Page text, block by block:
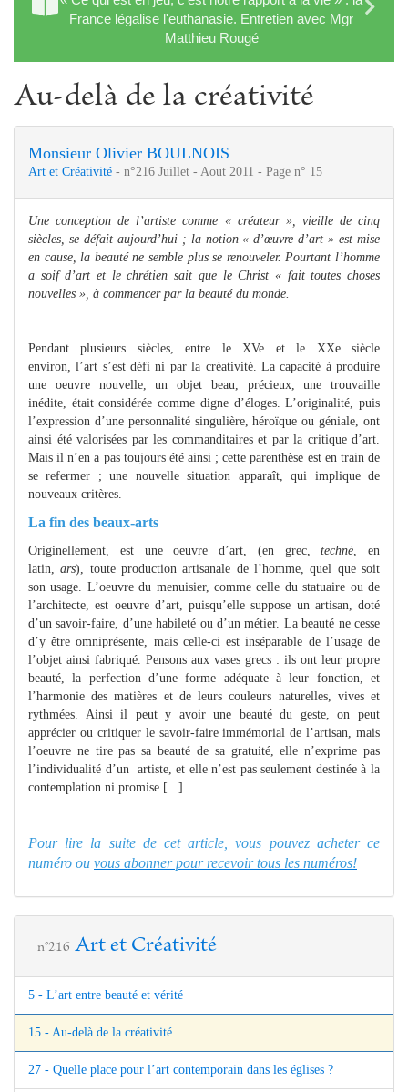
France légalise l'euthanasie. Entretien avec Mgr
Matthieu Rougé
Au-delà de la créativité
Monsieur Olivier BOULNOIS
Art et Créativité - n°216 Juillet - Aout 2011 - Page n° 15
Une conception de l’artiste comme « créateur », vieille de cinq
siècles, se défait aujourd’hui ; la notion « d’œuvre d’art » est mise
en cause, la beauté ne semble plus se renouveler. Pourtant l’homme
a soif d’art et le chrétien sait que le Christ « fait toutes choses
nouvelles », à commencer par la beauté du monde.
Pendant plusieurs siècles, entre le XVe et le XXe siècle
environ,l’art s’est défi ni par la créativité. La capacité à produire
une oeuvre nouvelle, un objet beau, précieux, une trouvaille
inédite, était considérée comme digne d’éloges. L’originalité, puis
l’expression d’une personnalité singulière, héroïque ou géniale, ont
ainsi été valorisées par les commanditaires et par la critique d’art.
Mais il n’en a pas toujours été ainsi ; cette parenthèse est en train de
se refermer ; une nouvelle situation apparaît, qui implique de
nouveaux critères.
La fin des beaux-arts
Originellement, est une oeuvre d’art, (en grec,technè , en
latin,ars), toute production artisanale de l’homme, quel que soit
son usage. L’oeuvre du menuisier, comme celle du statuaire ou de
l’architecte, est oeuvre d’art, puisqu’elle suppose un artisan, doté
d’un savoir-faire, d’une habileté ou d’un métier. La beauté ne cesse
d’y être omniprésente, mais celle-ci est inséparable de l’usage de
l’objet ainsi fabriqué. Pensons aux vases grecs : ils ont leur propre
beauté, la perfection d’une forme adéquate à leur fonction, et
l’harmonie des matières et de leurs couleurs naturelles, vives et
rythmées. Ainsi il peut y avoir une beauté du geste, on peut
apprécier ou critiquer le savoir-faire immémorial de l’artisan, mais
l’oeuvre ne tire pas sa beauté de sa gratuité, elle n’exprime pas
l’individualité d’un artiste, et elle n’est pas seulement destinée à la
contemplation ni promise [...]
Pour lire la suite de cet article, vous pouvez acheter ce
numéro ou vous abonner pour recevoir tous les numéros!
n°216 Art et Créativité
5 - L’art entre beauté et vérité
15 - Au-delà de la créativité
27 - Quelle place pour l’art contemporain dans les églises ?